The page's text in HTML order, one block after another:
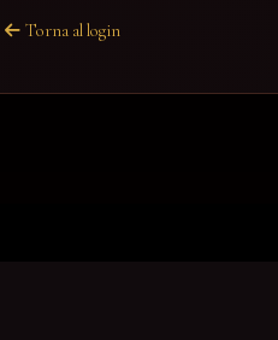
Torna al login